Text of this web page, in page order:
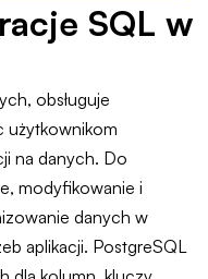
SQL w
obsługuje
użytkownikom
na danych. Do
modyfikowanie i
danych w
aplikacji. PostgreSQL